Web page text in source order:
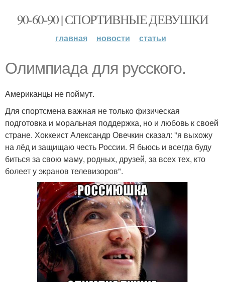
90-60-90 | СПОРТИВНЫЕ ДЕВУШКИ
главная новости статьи
Олимпиада для русского.
Американцы не поймут.
Для спортсмена важная не только физическая
подготовка и моральная поддержка, но и любовь к своей
стране. Хоккеист Александр Овечкин сказал: "я выхожу
на лёд и защищаю честь России. Я бьюсь и всегда буду
биться за свою маму, родных, друзей, за всех тех, кто
болеет у экранов телевизоров".